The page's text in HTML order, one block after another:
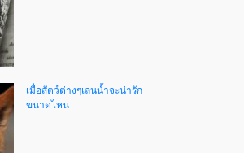
เมื่อสัตว์ต่างๆเล่นน้ำจะน่ารัก
ขนาดไหน